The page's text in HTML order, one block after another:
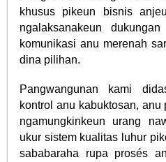
khusus pikeun bisnis
ngalaksanakeun
komunikasi anu merenah
dina pilihan.
Pangwangunan kami
kontrol anu kabuktosan, anu
ngamungkinkeun urang
ukur sistem kualitas luhur
sababaraha rupa prosés